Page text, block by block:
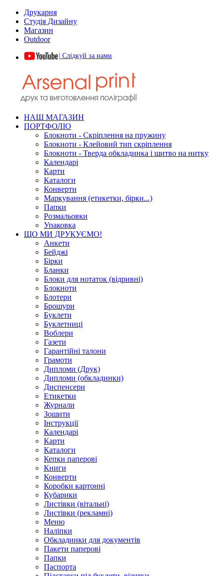
Друкарня
Студія Дизайну
Магазин
Outdoor
| Слідкуй за нами
НАШ МАГАЗИН
ПОРТФОЛІО
Блокноти - Скріплення на пружину
Блокноти - Клейовий тип скріплення
Блокноти - Тверда обкладинка і шитво на нитку
Календарі
Карти
Каталоги
Конверти
Маркування (етикетки, бірки...)
Папки
Розмальовки
Упаковка
ЩО МИ ДРУКУЄМО!
Анкети
Бейджі
Бірки
Бланки
Блоки для нотаток (відривні)
Блокноти
Блотери
Брошури
Буклети
Буклетниці
Воблери
Газети
Гарантійні талони
Грамоти
Дипломи (Друк)
Дипломи (обкладинки)
Диспенсери
Етикетки
Журнали
Зошити
Інструкції
Календарі
Карти
Каталоги
Кепки паперові
Книги
Конверти
Коробки картонні
Кубарики
Листівки (вітальні)
Листівки (рекламні)
Меню
Наліпки
Обкладинки для документів
Пакети паперові
Папки
Паспорта